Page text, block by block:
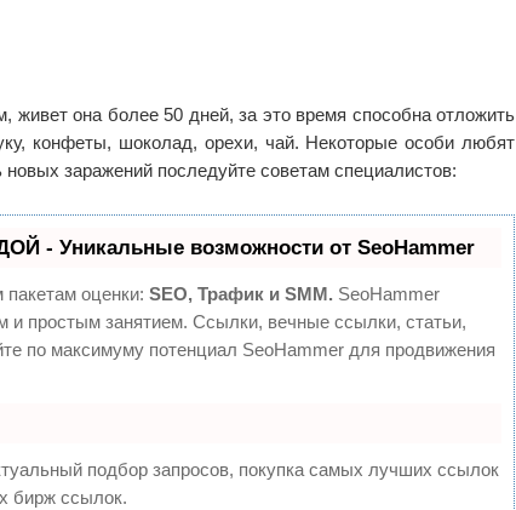
живет она более 50 дней, за это время способна отложить
конфеты, шоколад, орехи, чай. Некоторые особи любят
заражений последуйте советам специалистов:
- Уникальные возможности от SeoHammer
оценки: SEO, Трафик и SMM. SeoHammer
и простым занятием. Ссылки, вечные ссылки, статьи,
по максимуму потенциал SeoHammer для продвижения
подбор запросов, покупка самых лучших ссылок
бирж ссылок.